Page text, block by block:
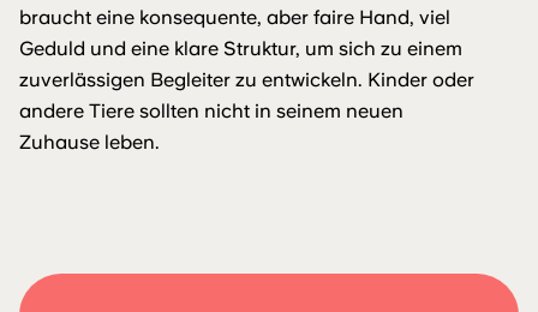
braucht eine konsequente, aber faire Hand, viel
Geduld und eine klare Struktur, um sich zu einem
zuverlässigen Begleiter zu entwickeln. Kinder oder
andere Tiere sollten nicht in seinem neuen
Zuhause leben.